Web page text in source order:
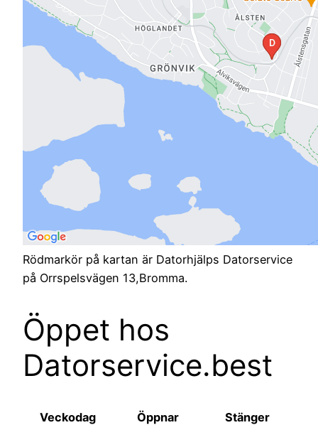
Rödmarkör på kartan är Datorhjälps Datorservice
på Orrspelsvägen 13,Bromma.
Öppet hos
Datorservice.best
Veckodag Öppnar Stänger